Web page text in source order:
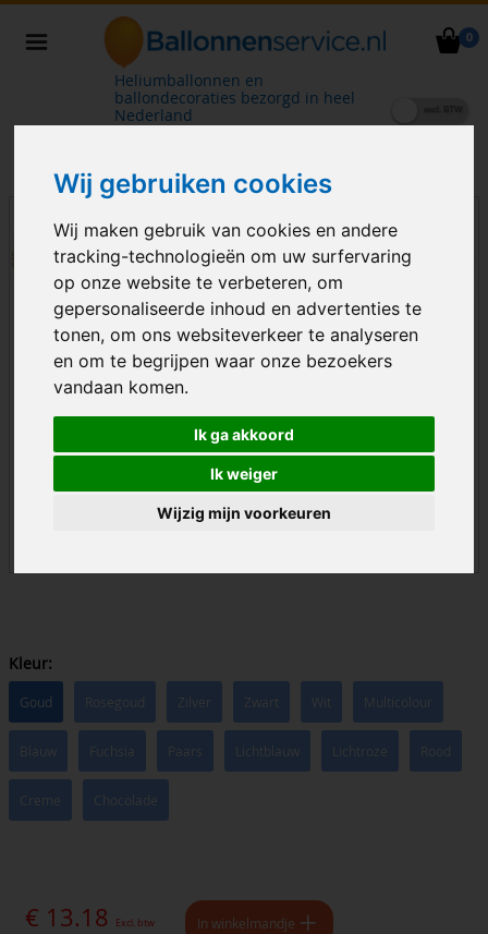
Wij gebruiken cookies
Wij maken gebruik van cookies en andere
tracking-technologieën om uw surfervaring
op onze website te verbeteren, om
gepersonaliseerde inhoud en advertenties te
tonen, om ons websiteverkeer te analyseren
en om te begrijpen waar onze bezoekers
vandaan komen.
Ik ga akkoord
Ik weiger
Wijzig mijn voorkeuren
0
Heliumballonnen en
ballondecoraties bezorgd in heel
Nederland
Kleur:
Goud Rosegoud Zilver Zwart Wit Multicolour
Blauw Fuchsia Paars Lichtblauw Lichtroze Rood
Creme Chocolade
€ 13.18 Excl. btw In winkelmandje